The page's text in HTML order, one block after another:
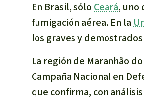
En Brasil, sólo Ceará, uno
fumigación aérea. En la
los graves y
La región de Maranhão
Campaña Nacional en
que confirma, con